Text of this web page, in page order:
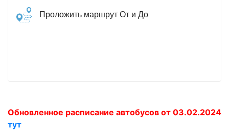
Проложить маршрут От и До
Обновленное расписание автобусов от 03.02.2024
тут